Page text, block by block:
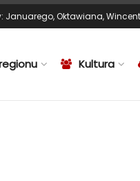
: Januarego,Oktawiana,
Kultura